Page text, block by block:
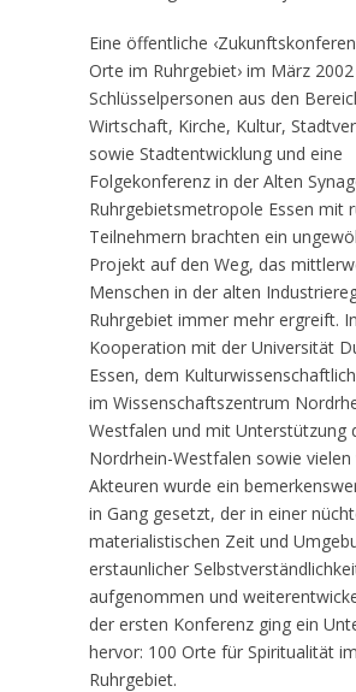
Eine öffentliche
Orte im Ruhrgebiet› im März
Schlüsselpersonen aus den
Wirtschaft, Kirche, Kultur,
sowie Stadtentwicklung und eine
Folgekonferenz in der Alten
Ruhrgebietsmetropole Essen mit
Teilnehmern brachten ein
Projekt auf den Weg, das
Menschen in der alten
Ruhrgebiet immer mehr ergreift. In
Kooperation mit der Universität
Essen, dem
im Wissenschaftszentrum
Westfalen und mit Unterstützung
Nordrhein-Westfalen sowie
Akteuren wurde ein
in Gang gesetzt, der in einer
materialistischen Zeit und
erstaunlicher
aufgenommen und
der ersten Konferenz ging ein
hervor: 100 Orte für Spiritualität im
Ruhrgebiet.